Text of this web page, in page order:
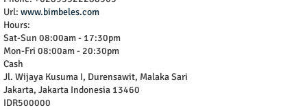
Url: www.bimbeles.com
Hours:
Sat-Sun 08:00am - 17:30pm
Mon-Fri 08:00am - 20:30pm
Cash
Jl. Wijaya Kusuma I, Durensawit, Malaka Sari
Jakarta, Jakarta Indonesia 13460
IDR500000